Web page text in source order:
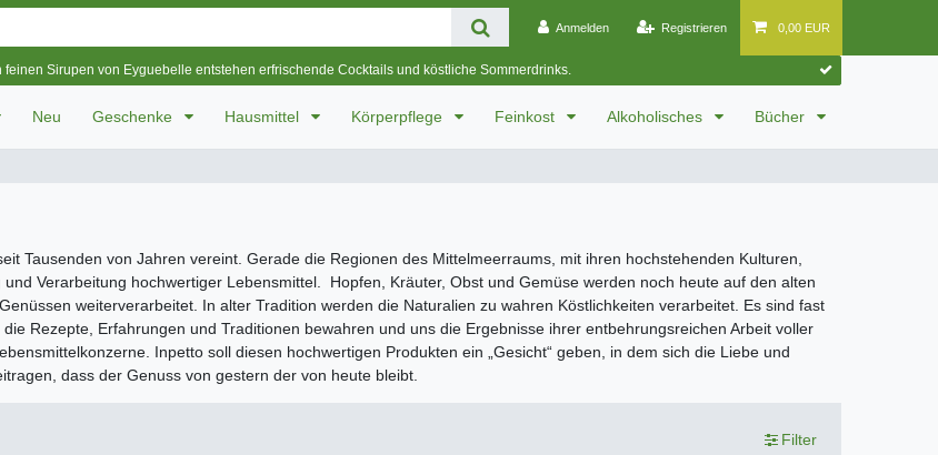
Anmelden Registrieren 0,00 EUR
feinen Sirupen von Eyguebelle entstehen erfrischende Cocktails und köstliche Sommerdrinks.
Neu Geschenke Hausmittel Körperpflege Feinkost Alkoholisches Bücher
Tausenden von Jahren vereint. Gerade die Regionen des Mittelmeerraums, mit ihren hochstehenden Kulturen,
Verarbeitung hochwertiger Lebensmittel. Hopfen, Kräuter, Obst und Gemüse werden noch heute auf den alten
weiterverarbeitet. In alter Tradition werden die Naturalien zu wahren Köstlichkeiten verarbeitet. Es sind fast
Rezepte, Erfahrungen und Traditionen bewahren und uns die Ergebnisse ihrer entbehrungsreichen Arbeit voller
Inpetto soll diesen hochwertigen Produkten ein „Gesicht“ geben, in dem sich die Liebe und
dass der Genuss von gestern der von heute bleibt.
Filter